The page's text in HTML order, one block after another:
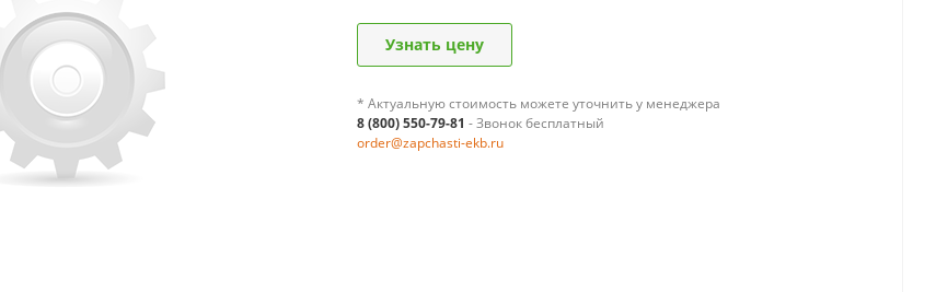
Узнать цену
* Актуальную стоимость можете уточнить у менеджера
8 (800) 550-79-81 - Звонок бесплатный
order@zapchasti-ekb.ru